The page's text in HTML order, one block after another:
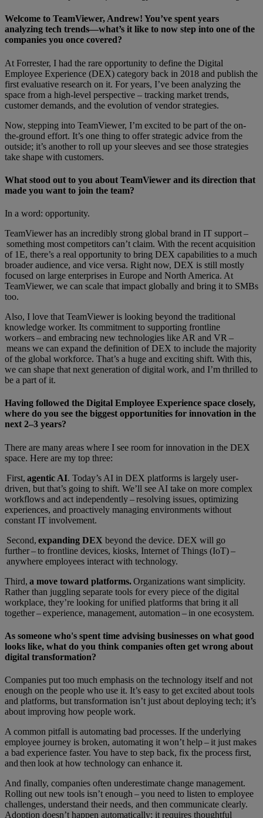
Welcome to TeamViewer, Andrew! You’ve spent years
analyzing tech trends—what’s it like to now step into one of the
companies you once covered?
At Forrester, I had the rare opportunity to define the Digital
Employee Experience (DEX) category back in 2018 and publish the
first evaluative research on it. For years, I’ve been analyzing the
space from a high-level perspective – tracking market trends,
customer demands, and the evolution of vendor strategies.
Now, stepping into TeamViewer, I’m excited to be part of the on-
the-ground effort. It’s one thing to offer strategic advice from the
outside; it’s another to roll up your sleeves and see those strategies
take shape with customers.
What stood out to you about TeamViewer and its direction that
made you want to join the team?
In a word: opportunity.
TeamViewer has an incredibly strong global brand in IT support –
something most competitors can’t claim. With the recent acquisition
of 1E, there’s a real opportunity to bring DEX capabilities to a much
broader audience, and vice versa. Right now, DEX is still mostly
focused on large enterprises in Europe and North America. At
TeamViewer, we can scale that impact globally and bring it to SMBs
too.
Also, I love that TeamViewer is looking beyond the traditional
knowledge worker. Its commitment to supporting frontline
workers – and embracing new technologies like AR and VR –
means we can expand the definition of DEX to include the majority
of the global workforce. That’s a huge and exciting shift. With this,
we can shape that next generation of digital work, and I’m thrilled to
be a part of it.
Having followed the Digital Employee Experience space closely,
where do you see the biggest opportunities for innovation in the
next 2–3 years?
There are many areas where I see room for innovation in the DEX
space. Here are my top three:
First, agentic AI. Today’s AI in DEX platforms is largely user-
driven, but that’s going to shift. We’ll see AI take on more complex
workflows and act independently – resolving issues, optimizing
experiences, and proactively managing environments without
constant IT involvement.
Second, expanding DEX beyond the device. DEX will go
further – to frontline devices, kiosks, Internet of Things (IoT) –
anywhere employees interact with technology.
Third, a move toward platforms.Organizations want simplicity.
Rather than juggling separate tools for every piece of the digital
workplace, they’re looking for unified platforms that bring it all
together – experience, management, automation – in one ecosystem.
As someone who's spent time advising businesses on what good
looks like, what do you think companies often get wrong about
digital transformation?
Companies put too much emphasis on the technology itself and not
enough on the people who use it. It’s easy to get excited about tools
and platforms, but transformation isn’t just about deploying tech; it’s
about improving how people work.
A common pitfall is automating bad processes. If the underlying
employee journey is broken, automating it won’t help – it just makes
a bad experience faster. You have to step back, fix the process first,
and then look at how technology can enhance it.
And finally, companies often underestimate change management.
Rolling out new tools isn’t enough – you need to listen to employee
challenges, understand their needs, and then communicate clearly.
Adoption doesn’t happen automatically; it requires thoughtful